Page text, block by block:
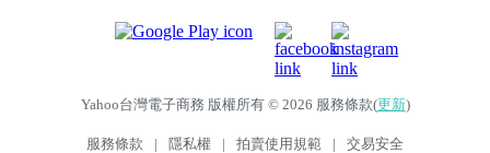
Yahoo台灣電子商務 版權所有 © 2026 服務條款(更新)
服務條款 | 隱私權 | 拍賣使用規範 | 交易安全